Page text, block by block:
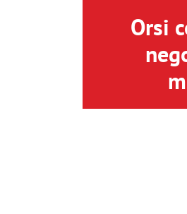
Orsi